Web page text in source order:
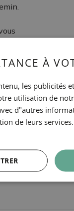
de détente
À
les publicités
utilisation de
d"autres
de leurs services.